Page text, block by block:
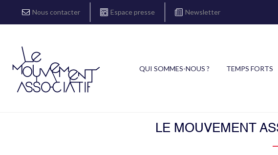
Nous contacter Espace presse Newsletter
QUI SOMMES-NOUS ? TEMPS FORTS
LE MOUVEMENT